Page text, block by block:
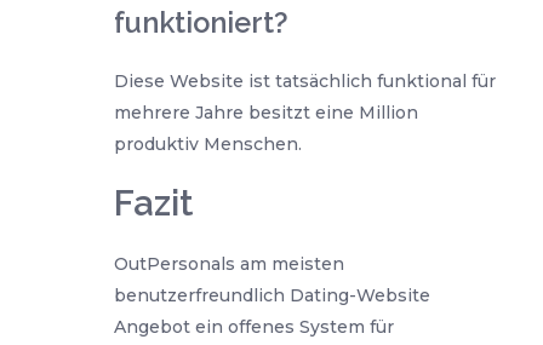
funktioniert?
Diese Website ist tatsächlich funktional für
mehrere Jahre besitzt eine Million
produktiv Menschen.
Fazit
OutPersonals am meisten
benutzerfreundlich Dating-Website
Angebot ein offenes System für